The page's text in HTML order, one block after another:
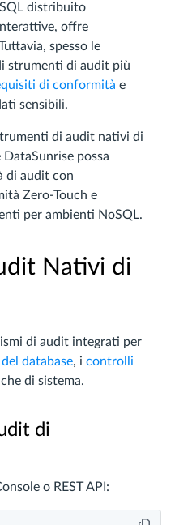
distribuito
offre
spesso le
strumenti di audit più
di conformità e
sensibili.
di audit nativi di
possa
di audit con
Zero-Touch e
per ambienti NoSQL.
Nativi di
di audit integrati per
database, i controlli
di sistema.
di
o REST API: